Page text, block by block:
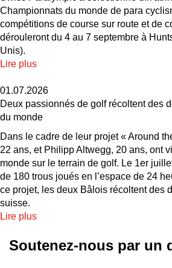
Championnats du monde de para
compétitions de course sur route et de
dérouleront du 4 au 7 septembre à
Unis).
Lire plus
01.07.2026
Deux passionnés de golf récoltent des
du monde
Dans le cadre de leur projet « Around
22 ans, et Philipp Altwegg, 20 ans, ont
monde sur le terrain de golf. Le 1er
de 180 trous joués en l’espace de 24
ce projet, les deux Bâlois récoltent des
suisse.
Lire plus
Soutenez-nous par un